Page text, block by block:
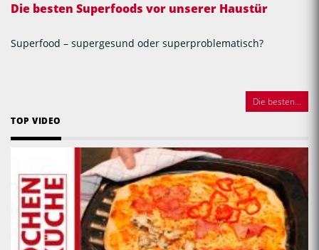
Die besten Superfoods vor unserer Haustür
Superfood – supergesund oder superproblematisch?
Die besten...
TOP VIDEO